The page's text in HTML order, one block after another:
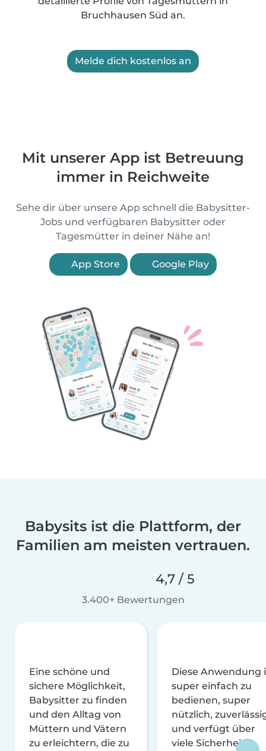
Bruchhausen Süd an.
Melde dich kostenlos an
Mit unserer App ist Betreuung
immer in Reichweite
Sehe dir über unsere App schnell die Babysitter-
Jobs und verfügbaren Babysitter oder
Tagesmütter in deiner Nähe an!
App Store Google Play
Babysits ist die Plattform, der
Familien am meisten vertrauen.
4,7 / 5
3.400+ Bewertungen
Eine schöne und
sichere Möglichkeit,
Babysitter zu finden
und den Alltag von
Müttern und Vätern
zu erleichtern, die zu
Diese Anwendung
super einfach zu
bedienen, super
nützlich,
und verfügt über
viele Sicherheits-